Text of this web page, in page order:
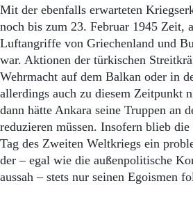
Mit der ebenfalls erwarteten
noch bis zum 23. Februar 1945 Zeit,
Luftangriffe von Griechenland und
war. Aktionen der türkischen
Wehrmacht auf dem Balkan oder in
allerdings auch zu diesem Zeitpunkt
dann hätte Ankara seine Truppen an
reduzieren müssen. Insofern blieb
Tag des Zweiten Weltkriegs ein
der – egal wie die außenpolitische
aussah – stets nur seinen Egoismen